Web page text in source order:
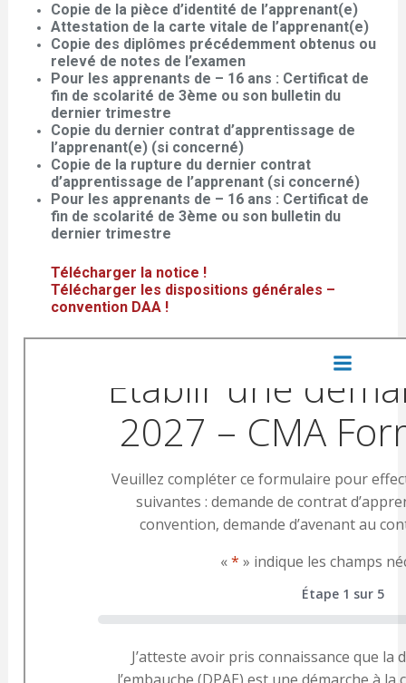
Copie de la pièce d’identité de l’apprenant(e)
Attestation de la carte vitale de l’apprenant(e)
Copie des diplômes précédemment obtenus ou
relevé de notes de l’examen
Pour les apprenants de – 16 ans : Certificat de
fin de scolarité de 3ème ou son bulletin du
dernier trimestre
​Copie du dernier contrat d’apprentissage de
l’apprenant(e) (si concerné)
Copie de la rupture du dernier contrat
d’apprentissage de l’apprenant (si concerné)
​​Pour les apprenants de – 16 ans : Certificat de
fin de scolarité de 3ème ou son bulletin du
dernier trimestre
Télécharger la notice !
Télécharger les dispositions générales –
convention DAA !